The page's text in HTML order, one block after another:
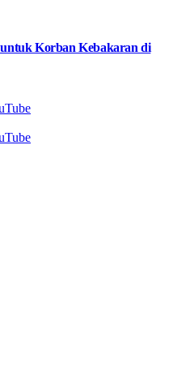
Korban Kebakaran di